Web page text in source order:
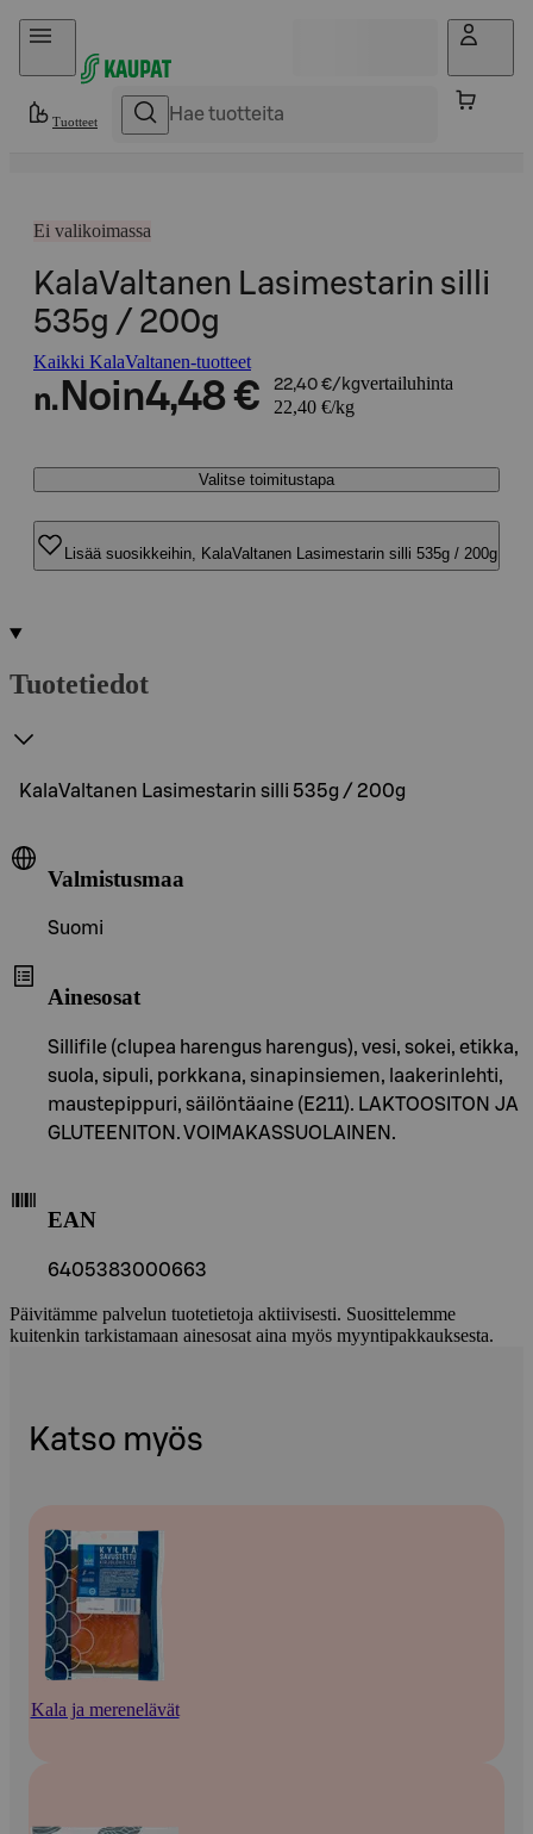
Hyppää sisältöön
Tuotteet
Ei valikoimassa
KalaValtanen Lasimestarin silli
535g / 200g
Kaikki KalaValtanen-tuotteet
n. Noin4,48 € 22,40 €/kgvertailuhinta
22,40 €/kg
Valitse toimitustapa
Lisää suosikkeihin, KalaValtanen Lasimestarin silli 535g / 200g
Tuotetiedot
KalaValtanen Lasimestarin silli 535g / 200g
Valmistusmaa
Suomi
Ainesosat
Sillifile (clupea harengus harengus), vesi, sokei, etikka,
suola, sipuli, porkkana, sinapinsiemen, laakerinlehti,
maustepippuri, säilöntäaine (E211). LAKTOOSITON JA
GLUTEENITON. VOIMAKASSUOLAINEN.
EAN
6405383000663
Päivitämme palvelun tuotetietoja aktiivisesti. Suosittelemme
kuitenkin tarkistamaan ainesosat aina myös myyntipakkauksesta.
Katso myös
Kala ja merenelävät